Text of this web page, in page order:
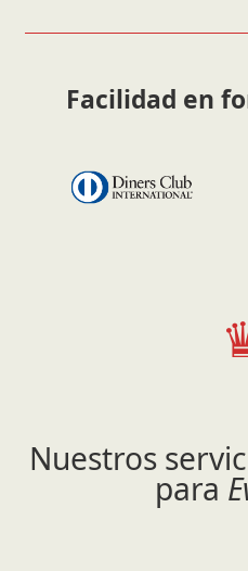
Facilidad en
Nuestros
para